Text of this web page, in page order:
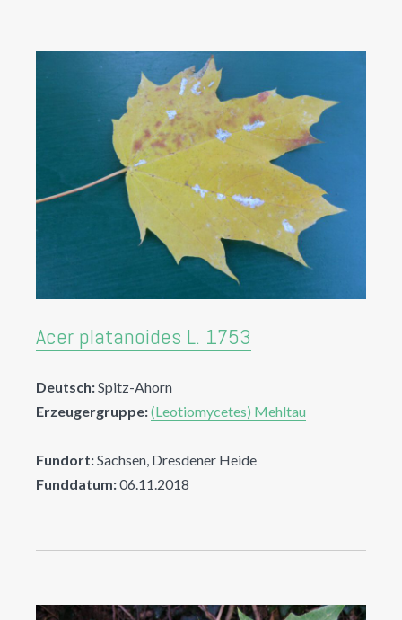
Acer platanoides L. 1753
Deutsch:Spitz-Ahorn
Erzeugergruppe:(Leotiomycetes) Mehltau
Fundort:Sachsen, Dresdener Heide
Funddatum:06.11.2018